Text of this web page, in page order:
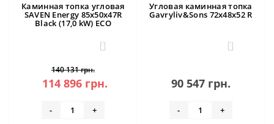
Каминная топка угловая
SAVEN Energy 85х50х47R
Black (17,0 kW) ECO
0
140 131 грн.
114 896 грн.
- +
Угловая каминная топка
Gavryliv&Sons 72x48x52 R
3
90 547 грн.
- +